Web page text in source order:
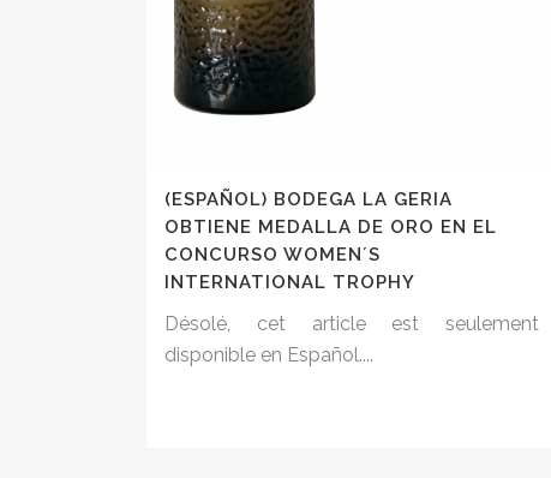
(ESPAÑOL) BODEGA LA GERIA
OBTIENE MEDALLA DE ORO EN EL
CONCURSO WOMEN´S
INTERNATIONAL TROPHY
Désolé, cet article est seulement
disponible en Español....